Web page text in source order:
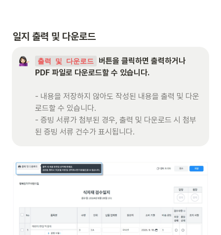
일지 출력 및 다운로드
출력 및 다운로드
버튼을 클릭하면 출력하거나
- 내용을 저장하지 않아도 작성된 내용을 출력 및 다운
로드할 수 있습니다.
- 증빙 서류가 첨부된 경우, 출력 및 다운로드 시 첨부
된 증빙 서류 건수가 표시됩니다.